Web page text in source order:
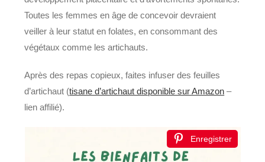
Toutes les femmes en âge de concevoir devraient
veiller à leur statut en folates, en consommant des
végétaux comme les artichauts.
Après des repas copieux, faites infuser des feuilles
d’artichaut (tisane d’artichaut disponible sur Amazon –
lien affilié).
Enregistrer